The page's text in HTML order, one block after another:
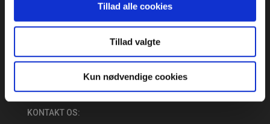
Tillad alle cookies
Tillad valgte
Kun nødvendige cookies
Fredag: 09:00 – 15:30
KONTAKT OS: